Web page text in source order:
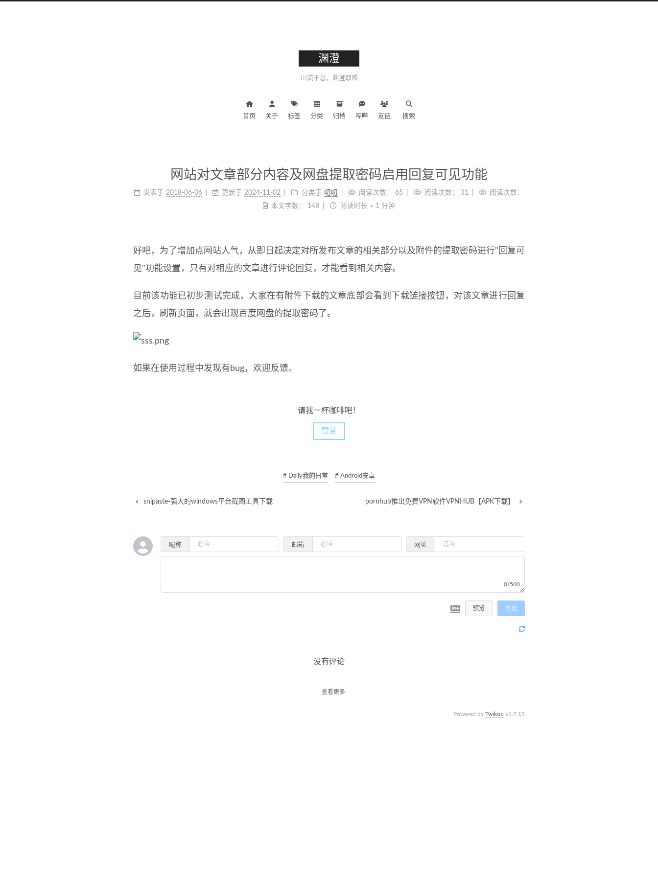
渊澄
川流不息，渊澄取映
首页 关于 标签 分类 归档 哔哔 友链 搜索
网站对文章部分内容及网盘提取密码启用回复可见功能
发表于 2018-06-06 更新于 2024-11-02 分类于 叨叨 阅读次数： 65 阅读次数： 31
阅读次数：
本文字数：
148 阅读时长 ≈ 1 分钟
好吧，为了增加点网站人气，从即日起决定对所发布文章的相关部分以及附件的提取密码进行"回复可
见"功能设置，只有对相应的文章进行评论回复，才能看到相关内容。
目前该功能已初步测试完成，大家在有附件下载的文章底部会看到下载链接按钮，对该文章进行回复
之后，刷新页面，就会出现百度网盘的提取密码了。
如果在使用过程中发现有bug，欢迎反馈。
请我一杯咖啡吧！
赞赏
# Daily我的日常 # Android安卓
snipaste-强大的windows平台截图工具下载 pornhub推出免费VPN软件VPNHUB【APK下载】
昵称 邮箱 网址
0/500
预览 发送
没有评论
查看更多
Powered by Twikoo v1.7.15